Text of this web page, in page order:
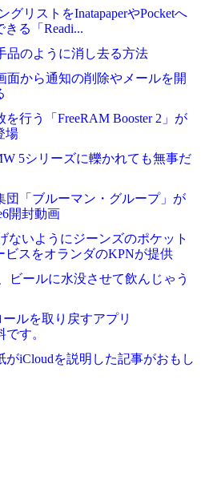
グリストをInatapaperやPocketへ
る「Readi...
品のように消し去る方法
面から通知の削除やメールを開
行う「FreeRAM Booster 2」が
場
5シリーズに轢かれても無事だ
団「ブルーマン・グループ」が
開封動画
ないようにジーンズのポケット
ビスをオランダのKPNが提供
ビールに水没させて飲んじゃう
ールを取り戻すアプリ
です。
がiCloudを説明した記事がおもし